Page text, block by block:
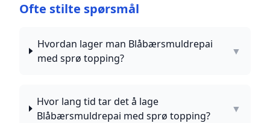
Ofte stilte spørsmål
Hvordan lager man Blåbærsmuldrepai
med sprø topping?
▼
Hvor lang tid tar det å lage
Blåbærsmuldrepai med sprø topping?
▼